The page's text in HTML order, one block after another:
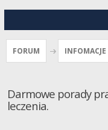
FORUM
Darmowe porady
leczenia.